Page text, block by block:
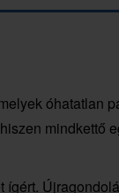
óhatatlan
mindkettő